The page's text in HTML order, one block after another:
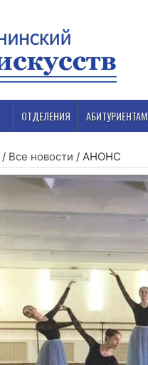
ОТДЕЛЕНИЯ АБИТУРИЕНТАМ
/ Все новости / АНОНС